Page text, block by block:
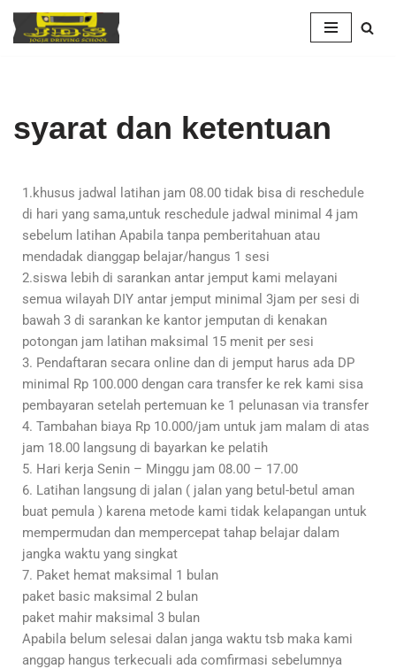
Skip
syarat dan ketentuan
1.khusus jadwal latihan jam 08.00 tidak bisa di reschedule
di hari yang sama,untuk reschedule jadwal minimal 4 jam
sebelum latihan Apabila tanpa pemberitahuan atau
mendadak dianggap belajar/hangus 1 sesi
2.siswa lebih di sarankan antar jemput kami melayani
semua wilayah DIY antar jemput minimal 3jam per sesi di
bawah 3 di sarankan ke kantor jemputan di kenakan
potongan jam latihan maksimal 15 menit per sesi
3. Pendaftaran secara online dan di jemput harus ada DP
minimal Rp 100.000 dengan cara transfer ke rek kami sisa
pembayaran setelah pertemuan ke 1 pelunasan via transfer
4. Tambahan biaya Rp 10.000/jam untuk jam malam di atas
jam 18.00 langsung di bayarkan ke pelatih
5. Hari kerja Senin – Minggu jam 08.00 – 17.00
6. Latihan langsung di jalan ( jalan yang betul-betul aman
buat pemula ) karena metode kami tidak kelapangan untuk
mempermudan dan mempercepat tahap belajar dalam
jangka waktu yang singkat
7. Paket hemat maksimal 1 bulan
paket basic maksimal 2 bulan
paket mahir maksimal 3 bulan
Apabila belum selesai dalan janga waktu tsb maka kami
anggap hangus terkecuali ada comfirmasi sebelumnya